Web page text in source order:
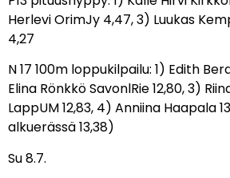
Herlevi OrimJy 4,47, 3) Luukas
4,27
N 17 100m loppukilpailu: 1) Edith
Elina Rönkkö SavonlRie 12,80, 3)
LappUM 12,83, 4) Anniina Haapala
alkuerässä 13,38)
Su 8.7.